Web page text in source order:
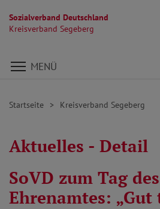
Sozialverband Deutschland
Kreisverband Segeberg
Direkt zu den Inhalten springen
MENÜ
Startseite Kreisverband Segeberg
Aktuelles - Detail
SoVD zum Tag des
Ehrenamtes: